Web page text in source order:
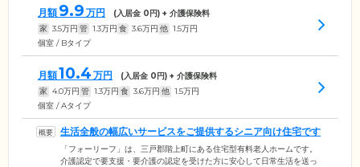
月額 9.9 万円 (入居金 0円) + 介護保険料
家 3.5万円 管 1.3万円 食 3.6万円 他 1.5万円
個室 / Bタイプ
月額10.4 万円 (入居金 0円) + 介護保険料
家 4.0万円 管 1.3万円 食 3.6万円 他 1.5万円
個室 / Aタイプ
生活全般の幅広いサービスをご提供するシニア向け住宅です
「フォーリーフ」は、三戸郡階上町にある住宅型有料老人ホームです。
介護認定で要支援・要介護の認定を受けた方に安心して日常生活を送っ